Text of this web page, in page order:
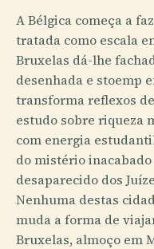
A Bélgica começa a
tratada como escala
Bruxelas dá-lhe
desenhada e stoemp
transforma reflexos
estudo sobre riqueza
com energia
do mistério
desaparecido dos
Nenhuma destas
muda a forma de
Bruxelas, almoço em